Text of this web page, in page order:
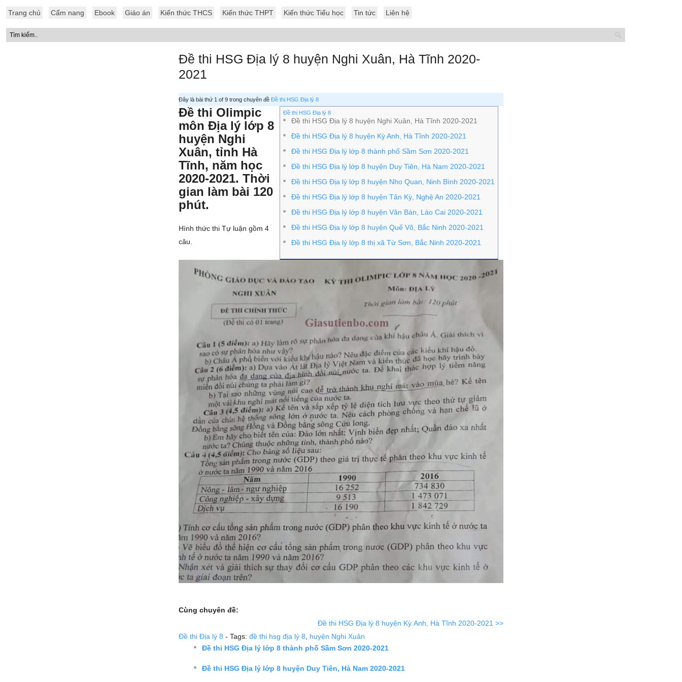
Trang chủ Cẩm nang Ebook Giáo án Kiến thức THCS Kiến thức THPT Kiến thức Tiểu học Tin tức Liên hệ
Đề thi HSG Địa lý 8 huyện Nghi Xuân, Hà Tĩnh 2020-
2021
Đây là bài thứ 1 of 9 trong chuyên đề Đề thi HSG Địa lý 8
Đề thi HSG Địa lý 8
Đề thi HSG Địa lý 8 huyện Nghi Xuân, Hà Tĩnh 2020-2021
Đề thi HSG Địa lý 8 huyện Kỳ Anh, Hà Tĩnh 2020-2021
Đề thi HSG Địa lý lớp 8 thành phố Sầm Sơn 2020-2021
Đề thi HSG Địa lý lớp 8 huyện Duy Tiên, Hà Nam 2020-2021
Đề thi HSG Địa lý lớp 8 huyện Nho Quan, Ninh Bình 2020-2021
Đề thi HSG Địa lý lớp 8 huyện Tân Kỳ, Nghệ An 2020-2021
Đề thi HSG Địa lý lớp 8 huyện Văn Bàn, Lào Cai 2020-2021
Đề thi HSG Địa lý lớp 8 huyện Quế Võ, Bắc Ninh 2020-2021
Đề thi HSG Địa lý lớp 8 thị xã Từ Sơn, Bắc Ninh 2020-2021
Đề thi Olimpic
môn Địa lý lớp 8
huyện Nghi
Xuân, tỉnh Hà
Tĩnh, năm học
2020-2021. Thời
gian làm bài 120
phút.
Hình thức thi Tự luận gồm 4
câu.
Cùng chuyên đề:
Đề thi HSG Địa lý 8 huyện Kỳ Anh, Hà Tĩnh 2020-2021 >>
Đề thi Địa lý 8 - Tags: đề thi hsg địa lý 8, huyện Nghi Xuân
Đề thi HSG Địa lý lớp 8 thành phố Sầm Sơn 2020-2021
Đề thi HSG Địa lý lớp 8 huyện Duy Tiên, Hà Nam 2020-2021